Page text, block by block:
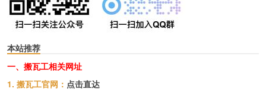
本站推荐
一、搬瓦工相关网址
1. 搬瓦工官网： 点击直达